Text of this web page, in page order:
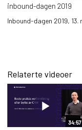
inbound-dagen 2019
Inbound-dagen 2019, 13.
Relaterte videoer
34:57